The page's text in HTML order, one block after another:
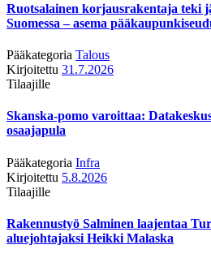
Ruotsalainen korjausrakentaja teki
Suomessa – asema
Pääkategoria Talous
Kirjoitettu 31.7.2026
Tilaajille
Skanska-pomo varoittaa:
osaajapula
Pääkategoria Infra
Kirjoitettu 5.8.2026
Tilaajille
Rakennustyö Salminen laajentaa
aluejohtajaksi Heikki Malaska